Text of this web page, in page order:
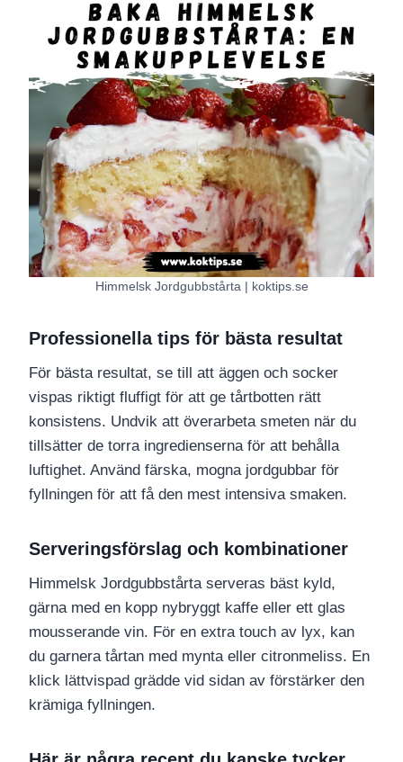
Himmelsk Jordgubbstårta | koktips.se
Professionella tips för bästa resultat
För bästa resultat, se till att äggen och socker
vispas riktigt fluffigt för att ge tårtbotten rätt
konsistens. Undvik att överarbeta smeten när du
tillsätter de torra ingredienserna för att behålla
luftighet. Använd färska, mogna jordgubbar för
fyllningen för att få den mest intensiva smaken.
Serveringsförslag och kombinationer
Himmelsk Jordgubbstårta serveras bäst kyld,
gärna med en kopp nybryggt kaffe eller ett glas
mousserande vin. För en extra touch av lyx, kan
du garnera tårtan med mynta eller citronmeliss. En
klick lättvispad grädde vid sidan av förstärker den
krämiga fyllningen.